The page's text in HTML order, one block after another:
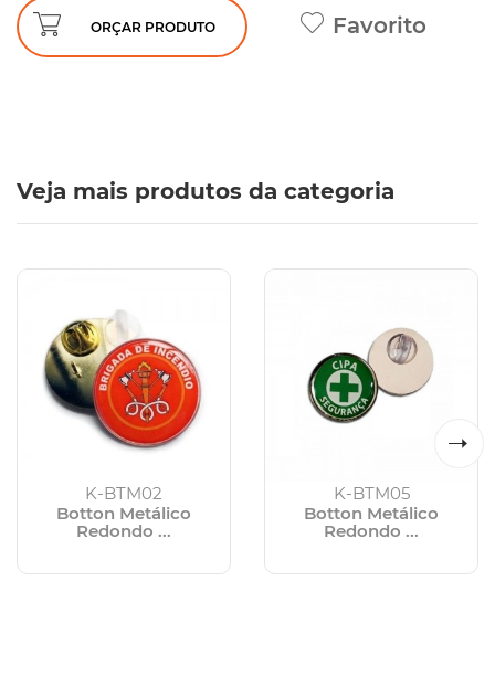
ORÇAR PRODUTO Favorito
Veja mais produtos da categoria
K-BTM02
Botton Metálico
Redondo ...
K-BTM05
Botton Metálico
Redondo ...